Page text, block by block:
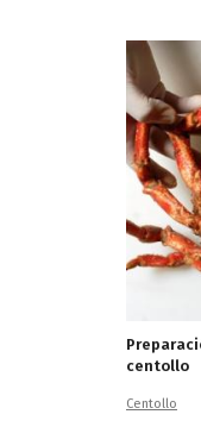
centollo
Centollo